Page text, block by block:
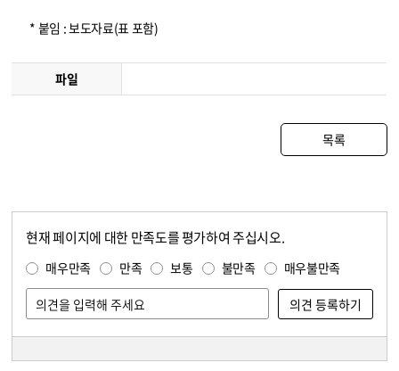
* 붙임 : 보도자료(표 포함)
파일
목록
현재 페이지에 대한 만족도를 평가하여 주십시오.
매우만족 만족 보통 불만족 매우불만족